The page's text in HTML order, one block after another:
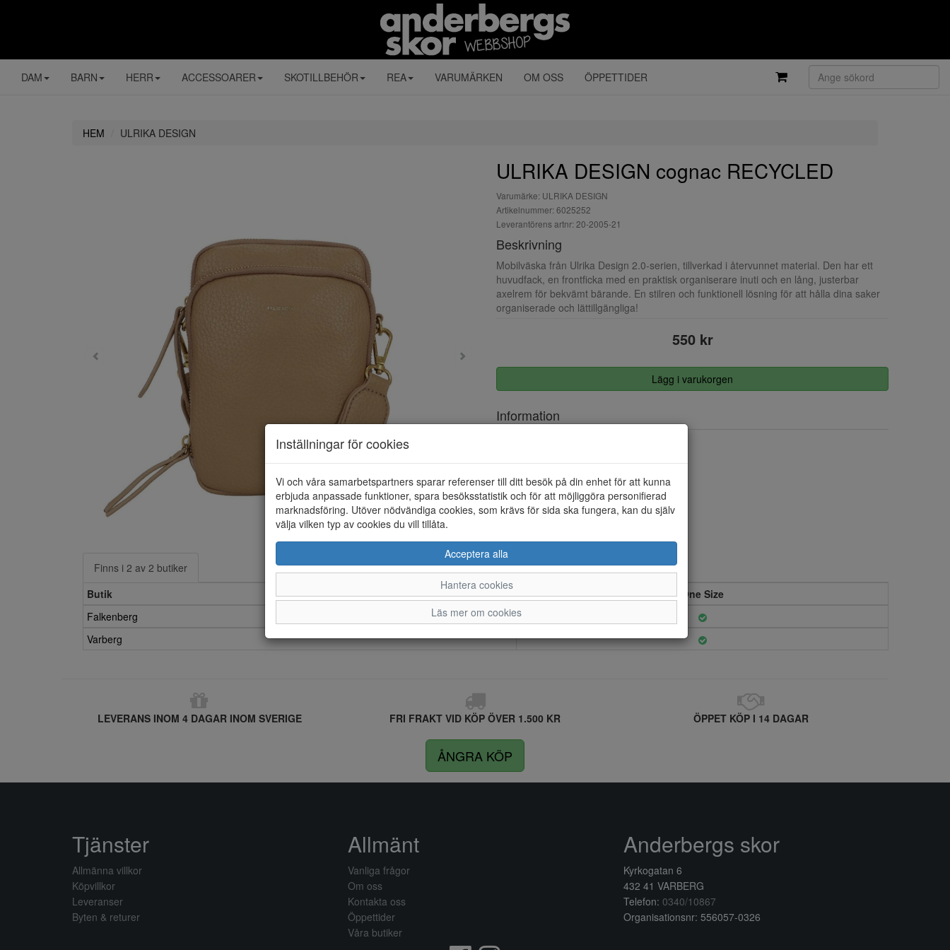
DAM BARN HERR ACCESSOARER SKOTILLBEHÖR REA VARUMÄRKEN OM OSS ÖPPETTIDER
HEM ULRIKA DESIGN
ULRIKA DESIGN cognac RECYCLED
Varumärke: ULRIKA DESIGN
Artikelnummer: 6025252
Leverantörens artnr: 20-2005-21
Beskrivning
Mobilväska från Ulrika Design 2.0-serien, tillverkad i återvunnet material. Den har ett
huvudfack, en frontficka med en praktisk organiserare inuti och en lång, justerbar
axelrem för bekvämt bärande. En stilren och funktionell lösning för att hålla dina saker
organiserade och lättillgängliga!
550 kr
Lägg i varukorgen
Information
Finns i 2 av 2 butiker
Butik
One Size
Falkenberg
Varberg
LEVERANS INOM 4 DAGAR INOM SVERIGE FRI FRAKT VID KÖP ÖVER 1.500 KR ÖPPET KÖP I 14 DAGAR
ÅNGRA KÖP
Inställningar för cookies
Vi och våra samarbetspartners sparar referenser till ditt besök på din enhet för att kunna
erbjuda anpassade funktioner, spara besöksstatistik och för att möjliggöra personifierad
marknadsföring. Utöver nödvändiga cookies, som krävs för sida ska fungera, kan du själv
välja vilken typ av cookies du vill tillåta.
Acceptera alla
Hantera cookies
Läs mer om cookies
Tjänster
Allmänna villkor
Köpvillkor
Leveranser
Byten & returer
Allmänt
Vanliga frågor
Om oss
Kontakta oss
Öppettider
Våra butiker
Anderbergs skor
Kyrkogatan 6
432 41 VARBERG
Telefon: 0340/10867
Organisationsnr: 556057-0326